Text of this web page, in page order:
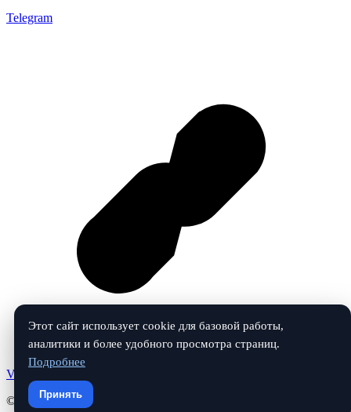
Telegram
Vk
© 2026 Средства от клопов и насекомых. Все права
Этот сайт использует cookie для базовой работы,
аналитики и более удобного просмотра страниц.
Подробнее
Принять